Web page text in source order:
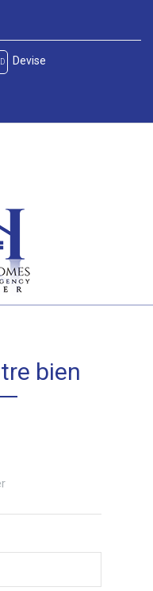
Devise
bien